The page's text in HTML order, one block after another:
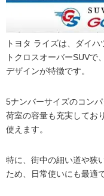
トヨタ ライズは、ダイ
トクロスオーバーSUVで
デザインが特徴です。
5ナンバーサイズのコン
荷室の容量も充実してお
使えます。
特に、街中の細い道や狭
ため、日常使いにも最適